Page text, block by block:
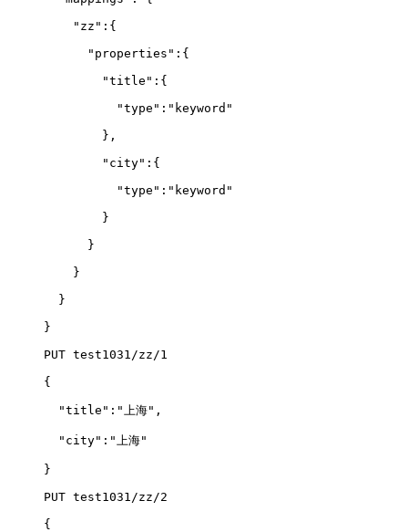
    "zz":{
      "properties":{
        "title":{
          "type":"keyword"
        },
        "city":{
          "type":"keyword"
        }
      }
    }
  }
}
PUT test1031/zz/1
{
  "title":"上海",
  "city":"上海"
}
PUT test1031/zz/2
{